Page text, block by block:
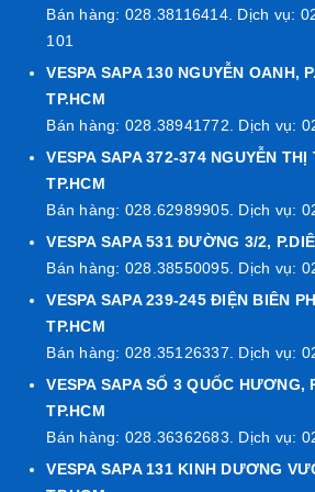
Chất Liệu Cao Cấp – Bảo Vệ Vượt
Bán hàng: 028.38116414. Dịch vụ:
101
VESPA SAPA 130 NGUYỄN OANH,
TP.HCM
Bán hàng: 028.38941772. Dịch vụ:
VESPA SAPA 372-374 NGUYỄN THỊ
TP.HCM
Bán hàng: 028.62989905. Dịch vụ:
VESPA SAPA 531 ĐƯỜNG 3/2,
Bán hàng: 028.38550095. Dịch vụ:
VESPA SAPA 239-245 ĐIỆN BIÊN
TP.HCM
Bán hàng: 028.35126337. Dịch vụ:
VESPA SAPA SỐ 3 QUỐC HƯƠNG,
TP.HCM
Bán hàng: 028.36362683. Dịch vụ:
VESPA SAPA 131 KINH DƯƠNG